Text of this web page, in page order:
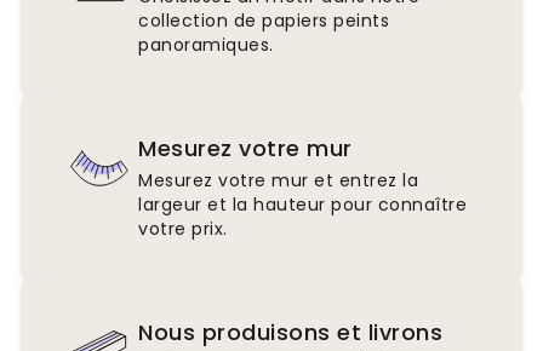
collection de papiers peints
panoramiques.
Mesurez votre mur
Mesurez votre mur et entrez la
largeur et la hauteur pour connaître
votre prix.
Nous produisons et livrons